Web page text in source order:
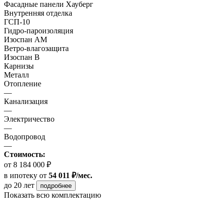
Фасадные панели Хауберг
Внутренняя отделка
ГСП-10
Гидро-пароизоляция
Изоспан АМ
Ветро-влагозащита
Изоспан В
Карнизы
Металл
Отопление
—
Канализация
—
Электричество
—
Водопровод
—
Стоимость:
от 8 184 000 ₽
в ипотеку от 54 011 ₽/мес.
до 20 лет
подробнее
Показать всю комплектацию